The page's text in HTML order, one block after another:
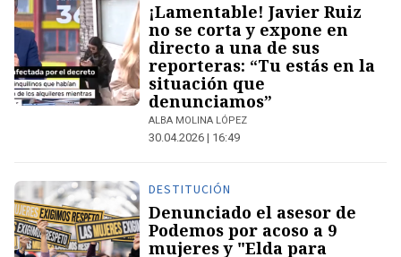
¡Lamentable! Javier Ruiz
no se corta y expone en
directo a una de sus
reporteras: “Tu estás en la
situación que
denunciamos”
ALBA MOLINA LÓPEZ
30.04.2026 | 16:49
DESTITUCIÓN
Denunciado el asesor de
Podemos por acoso a 9
mujeres y "Elda para